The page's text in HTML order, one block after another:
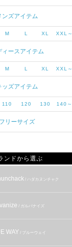
ンズアイテム
M L XL XXL～
ィースアイテム
M L XL XXL～
ッズアイテム
110 120 130 140～
フリーサイズ
ンドから選ぶ
/ ハダカヌンチャク
/ ガルバナイズ
WAY / ブルーウェイ